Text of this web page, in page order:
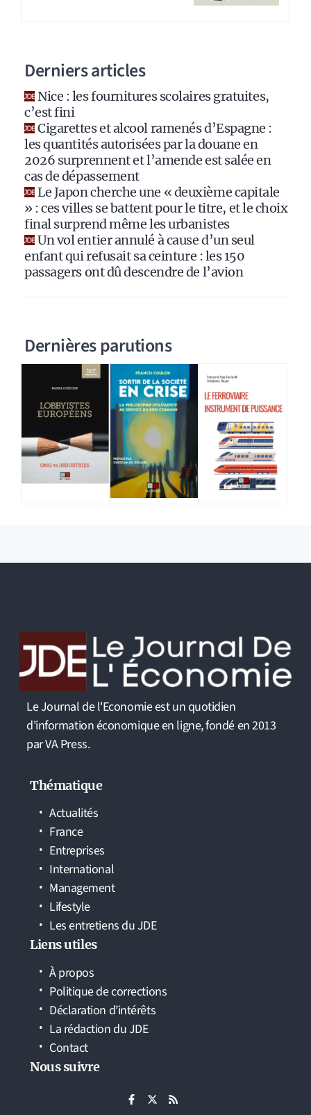
Derniers articles
Nice : les fournitures scolaires gratuites,
c’est fini
Cigarettes et alcool ramenés d’Espagne :
les quantités autorisées par la douane en
2026 surprennent et l’amende est salée en
cas de dépassement
Le Japon cherche une « deuxième capitale
» : ces villes se battent pour le titre, et le choix
final surprend même les urbanistes
Un vol entier annulé à cause d’un seul
enfant qui refusait sa ceinture : les 150
passagers ont dû descendre de l’avion
Dernières parutions
Le Journal de l'Economie est un quotidien
d'information économique en ligne, fondé en 2013
par VA Press.
Thématique
Actualités
France
Entreprises
International
Management
Lifestyle
Les entretiens du JDE
Liens utiles
À propos
Politique de corrections
Déclaration d’intérêts
La rédaction du JDE
Contact
Nous suivre